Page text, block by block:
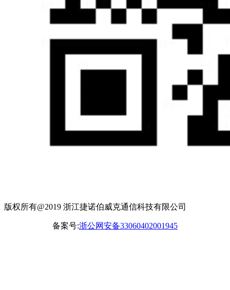
版权所有@2019 浙江捷诺伯威克通信科技有限公司
备案号:浙公网安备33060402001945